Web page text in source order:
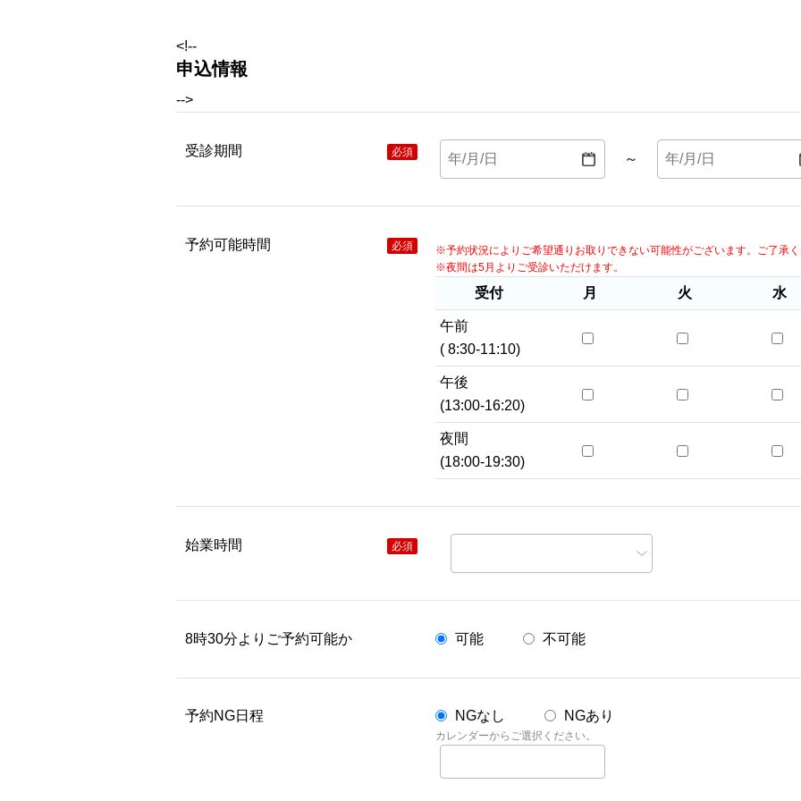
<!--
申込情報
-->
受診期間 必須 ～
予約可能時間 必須
※予約状況によりご希望通りお取りできない可能性がございます。ご了承く
※夜間は5月よりご受診いただけます。
受付 月 火 水
午前
( 8:30-11:10)
午後
(13:00-16:20)
夜間
(18:00-19:30)
始業時間 必須
8時30分よりご予約可能か 可能 不可能
予約NG日程 NGなし NGあり
カレンダーからご選択ください。